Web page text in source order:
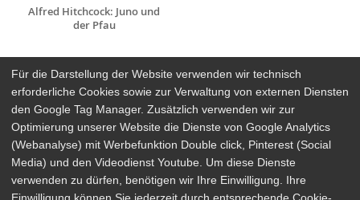
Alfred Hitchcock: Juno und
der Pfau
Arthaus Stores
Social Media
Detailsuche Impressum
Für die Darstellung der Website verwenden wir technisch
erforderliche Cookies sowie zur Verwaltung von externen Diensten
den Google Tag Manager. Zusätzlich verwenden wir zur
Optimierung unserer Website die Dienste von Google Analytics
(Webanalyse) mit Werbefunktion Double click, Pinterest (Social
Media) und den Videodienst Youtube. Um diese Dienste
verwenden zu dürfen, benötigen wir Ihre Einwilligung. Ihre